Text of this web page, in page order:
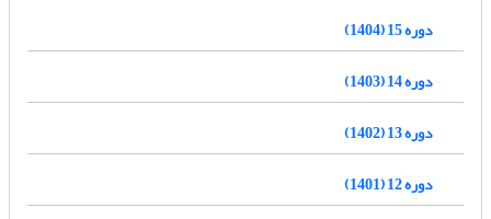
دوره 15 (1404)
دوره 14 (1403)
دوره 13 (1402)
دوره 12 (1401)